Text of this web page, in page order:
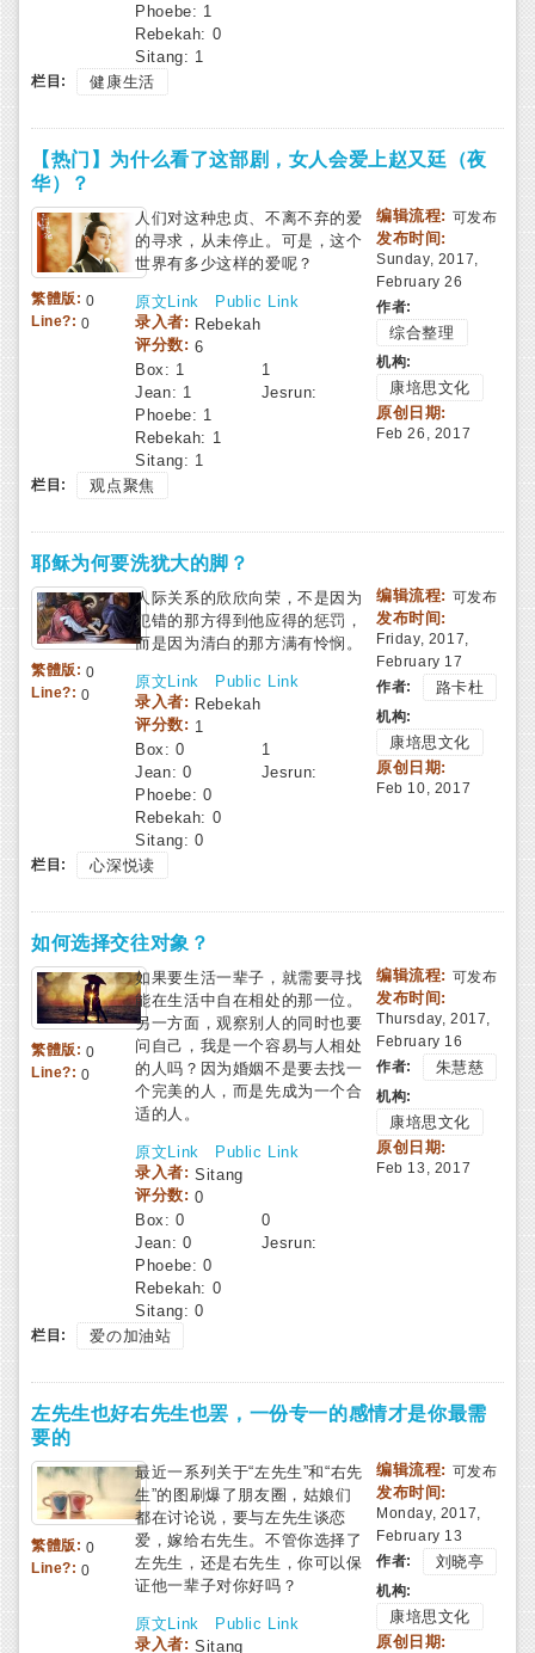
Phoebe: 1
Rebekah: 0
Sitang: 1
栏目: 健康生活
【热门】为什么看了这部剧，女人会爱上赵又廷（夜
华）？
繁體版: 0
Line?:0
人们对这种忠贞、不离不弃的爱
的寻求，从未停止。可是，这个
世界有多少这样的爱呢？
原文Link
Public Link
录入者: Rebekah
评分数:6
Box: 1
Jean: 1 Jesrun:
1
Phoebe: 1
Rebekah: 1
Sitang: 1
编辑流程: 可发布
发布时间:
Sunday, 2017,
February 26
作者:
综合整理
机构:
康培思文化
原创日期:
Feb 26, 2017
栏目: 观点聚焦
耶稣为何要洗犹大的脚？
繁體版: 0
Line?:0
人际关系的欣欣向荣，不是因为
犯错的那方得到他应得的惩罚，
而是因为清白的那方满有怜悯。
原文Link
Public Link
录入者: Rebekah
评分数: 1
Box:0
Jean: 0 Jesrun:
1
Phoebe: 0
Rebekah: 0
Sitang: 0
编辑流程: 可发布
发布时间:
Friday, 2017,
February 17
作者:
路卡杜
机构:
康培思文化
原创日期:
Feb 10, 2017
栏目: 心深悦读
如何选择交往对象？
繁體版: 0
Line?:0
如果要生活一辈子，就需要寻找
能在生活中自在相处的那一位。
另一方面，观察别人的同时也要
问自己，我是一个容易与人相处
的人吗？因为婚姻不是要去找一
个完美的人，而是先成为一个合
适的人。
原文Link
Public Link
录入者: Sitang
评分数:0
Box:0
Jean: 0 Jesrun:
0
Phoebe: 0
Rebekah: 0
Sitang: 0
编辑流程: 可发布
发布时间:
Thursday, 2017,
February 16
作者:
朱慧慈
机构:
康培思文化
原创日期:
Feb 13, 2017
栏目: 爱の加油站
左先生也好右先生也罢，一份专一的感情才是你最需
要的
繁體版: 0
Line?:0
最近一系列关于“左先生”和“右先
生”的图刷爆了朋友圈，姑娘们
都在讨论说，要与左先生谈恋
爱，嫁给右先生。不管你选择了
左先生，还是右先生，你可以保
证他一辈子对你好吗？
原文Link
Public Link
录入者: Sitang
编辑流程: 可发布
发布时间:
Monday, 2017,
February 13
作者:
刘晓亭
机构:
康培思文化
原创日期: